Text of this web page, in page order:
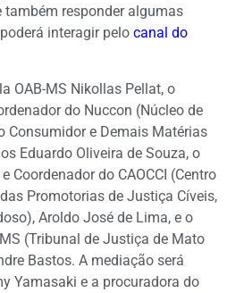
também responder algumas
interagir pelo canal do
OAB-MS Nikollas Pellat, o
do Nuccon (Núcleo de
Consumidor e Demais Matérias
Eduardo Oliveira de Souza, o
Coordenador do CAOCCI (Centro
Promotorias de Justiça Cíveis,
Aroldo José de Lima, e o
(Tribunal de Justiça de Mato
Bastos. A mediação será
Yamasaki e a procuradora do